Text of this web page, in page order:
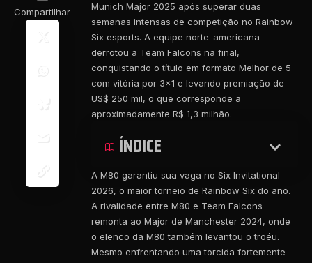
Compartilhar
Munich Major 2025 após superar duas
semanas intensas de competição no Rainbow
Six esports. A equipe norte-americana
derrotou a Team Falcons na final,
conquistando o título em formato Melhor de 5
com vitória por 3×1 e levando premiação de
US$ 250 mil, o que corresponde a
aproximadamente R$ 1,3 milhão.
ÍNDICE
A M80 garantiu sua vaga no Six Invitational
2026, o maior torneio de Rainbow Six do ano.
A rivalidade entre M80 e Team Falcons
remonta ao Major de Manchester 2024, onde
o elenco da M80 também levantou o troéu.
Mesmo enfrentando uma torcida fortemente